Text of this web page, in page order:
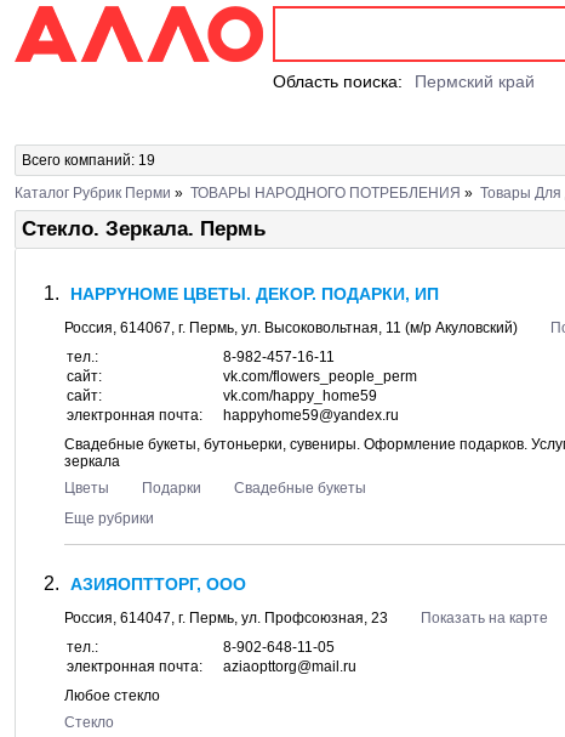
Область поиска: Пермский край
Всего компаний: 19
Каталог Рубрик Перми » ТОВАРЫ НАРОДНОГО ПОТРЕБЛЕНИЯ » Товары
Стекло. Зеркала. Пермь
HAPPYHOME ЦВЕТЫ. ДЕКОР. ПОДАРКИ, ИП
Россия, 614067, г. Пермь, ул. Высоковольтная, 11 (м/р Акуловский)
тел.:
8-982-457-16-11
сайт:
vk.com/flowers_people_perm
сайт:
vk.com/happy_home59
электронная почта:
happyhome59@yandex.ru
Свадебные букеты, бутоньерки, сувениры. Оформление подарков.
зеркала
Цветы
Подарки
Свадебные букеты
Еще рубрики
АЗИЯОПТТОРГ, ООО
Россия, 614047, г. Пермь, ул. Профсоюзная, 23
Показать на карте
тел.:
8-902-648-11-05
электронная почта:
aziaopttorg@mail.ru
Любое стекло
Стекло